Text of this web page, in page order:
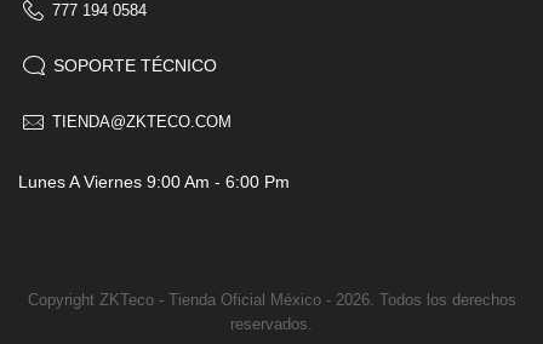
777 194 0584
SOPORTE TÉCNICO
TIENDA@ZKTECO.COM
Lunes A Viernes 9:00 Am - 6:00 Pm
Copyright ZKTeco - Tienda Oficial México - 2026. Todos los derechos
reservados.